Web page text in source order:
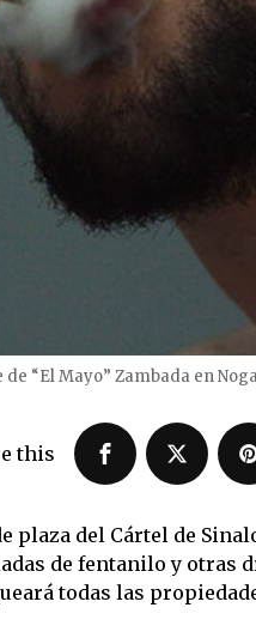
“El Mayo” Zambada en
this
plaza del Cártel de
de fentanilo y otras
todas las